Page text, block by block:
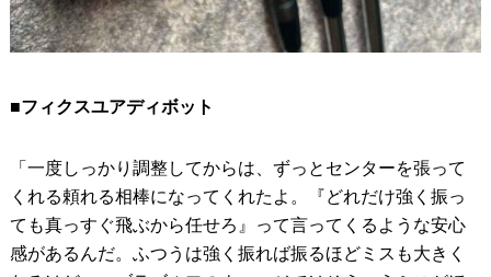
■フィクスユアディボット
「一度しっかり調整してからは、ずっとセンターを張って
くれる頼れる相棒になってくれたよ。『どれだけ強く振っ
ても真っすぐ飛ぶから任せろ』って言ってくるような安心
感があるんだ。ふつうは強く振れば振るほどミスも大きく